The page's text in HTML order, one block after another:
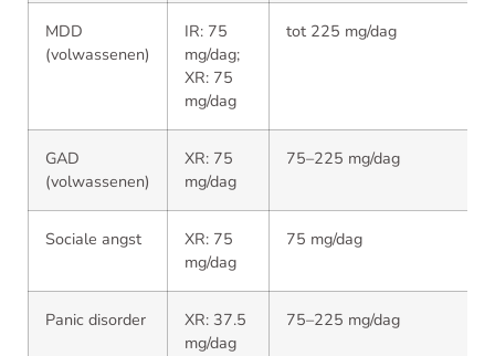
MDD
(volwassenen)
IR: 75
mg/dag;
XR: 75
mg/dag
tot 225 mg/dag
GAD
(volwassenen)
XR: 75
mg/dag
75–225 mg/dag
Sociale angst
XR: 75
mg/dag
75 mg/dag
Panic disorder
XR: 37.5
mg/dag
75–225 mg/dag